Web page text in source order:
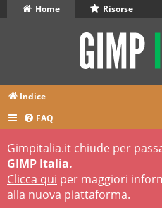
Home Risorse
Indice
FAQ
Gimpitalia.it chiude per
GIMP Italia.
Clicca qui per maggiori
alla nuova piattaforma.